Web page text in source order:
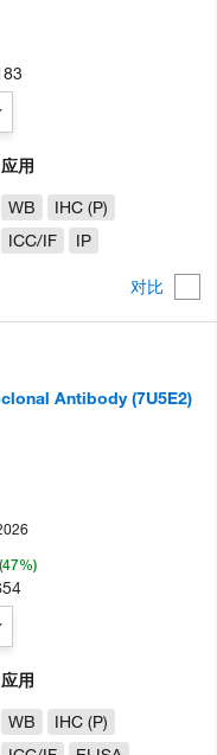
对比
应用
WB
IHC (P)
ICC/IF
IP
Antibody (7U5E2)
应用
WB
IHC (P)